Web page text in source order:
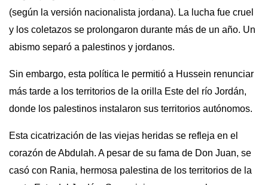
(según la versión nacionalista jordana). La lucha fue cruel
y los coletazos se prolongaron durante más de un año. Un
abismo separó a palestinos y jordanos.
Sin embargo, esta política le permitió a Hussein renunciar
más tarde a los territorios de la orilla Este del río Jordán,
donde los palestinos instalaron sus territorios autónomos.
Esta cicatrización de las viejas heridas se refleja en el
corazón de Abdulah. A pesar de su fama de Don Juan, se
casó con Rania, hermosa palestina de los territorios de la